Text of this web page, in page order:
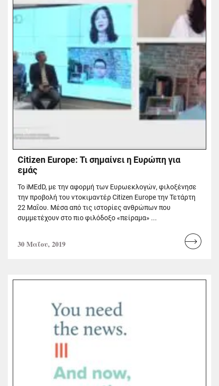
Citizen Europe: Τι σημαίνει η Ευρώπη για
εμάς
Το iMEdD, με την αφορμή των Ευρωεκλογών, φιλοξένησε
την προβολή του ντοκιμαντέρ Citizen Europe την Τετάρτη
22 Μαΐου. Μέσα από τις ιστορίες ανθρώπων που
συμμετέχουν στο πιο φιλόδοξο «πείραμα» ...
30 Μαΐου, 2019
Read